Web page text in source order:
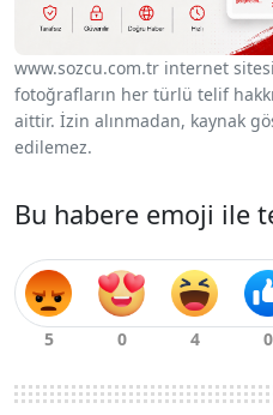
www.sozcu.com.tr internet
fotoğrafların her türlü telif
aittir. İzin alınmadan, kaynak
edilemez.
Bu habere emoji ile